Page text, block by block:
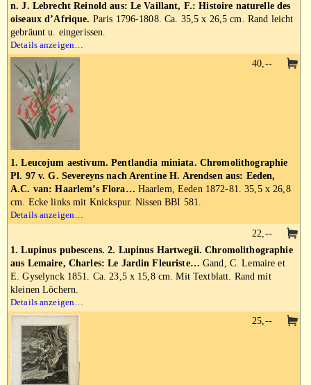
n. J. Lebrecht Reinold aus: Le Vaillant, F.: Histoire naturelle des
oiseaux d’Afrique. Paris 1796-1808. Ca. 35,5 x 26,5 cm. Rand leicht
gebräunt u. eingerissen.
Details anzeigen…
1. Leucojum aestivum. Pentlandia miniata. Chromolithographie
Pl. 97 v. G. Severeyns nach Arentine H. Arendsen aus: Eeden,
A.C. van: Haarlem’s Flora… Haarlem, Eeden 1872-81. 35,5 x 26,8
cm. Ecke links mit Knickspur. Nissen BBI 581.
Details anzeigen…
40,--
1. Lupinus pubescens. 2. Lupinus Hartwegii. Chromolithographie
aus Lemaire, Charles: Le Jardin Fleuriste… Gand, C. Lemaire et
E. Gyselynck 1851. Ca. 23,5 x 15,8 cm. Mit Textblatt. Rand mit
kleinen Löchern.
Details anzeigen…
22,--
25,--